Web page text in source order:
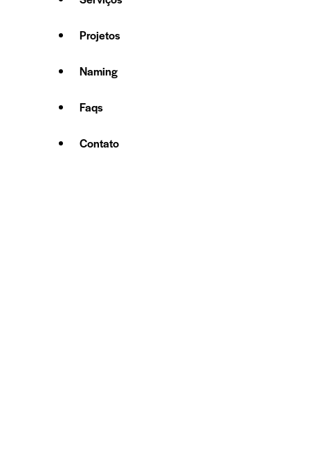
Projetos
Naming
Faqs
Contato